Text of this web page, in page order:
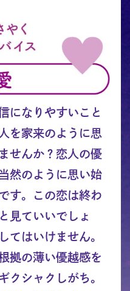
になりやすいこと
を家来のように思
せんか？恋人の優
然のように思い始
す。この恋は終わ
見ていいでしょ
てはいけません。
拠の薄い優越感を
クシャクしがち。